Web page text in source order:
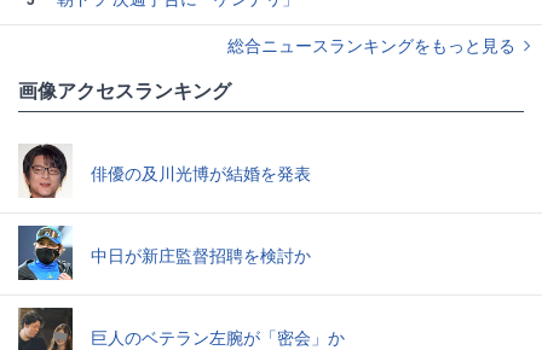
総合ニュースランキングをもっと見る
画像アクセスランキング
俳優の及川光博が結婚を発表
中日が新庄監督招聘を検討か
巨人のベテラン左腕が「密会」か